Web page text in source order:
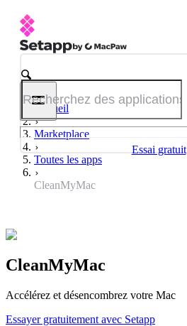
Essai gratuit
Accueil
Marketplace
Toutes les apps
CleanMyMac
CleanMyMac
Accélérez et désencombrez votre Mac
Essayer gratuitement avec Setapp